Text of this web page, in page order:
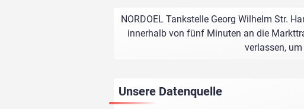
NORDOEL Tankstelle Georg Wilhelm Str.
innerhalb von fünf Minuten an die
verlassen,
Unsere Datenquelle